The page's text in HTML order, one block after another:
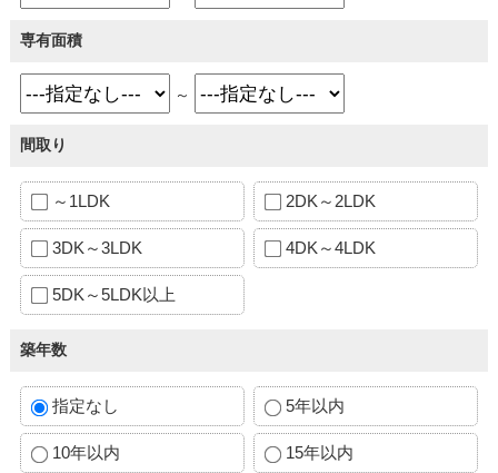
専有面積
～
間取り
～1LDK 2DK～2LDK
3DK～3LDK 4DK～4LDK
5DK～5LDK以上
築年数
指定なし 5年以内
10年以内 15年以内